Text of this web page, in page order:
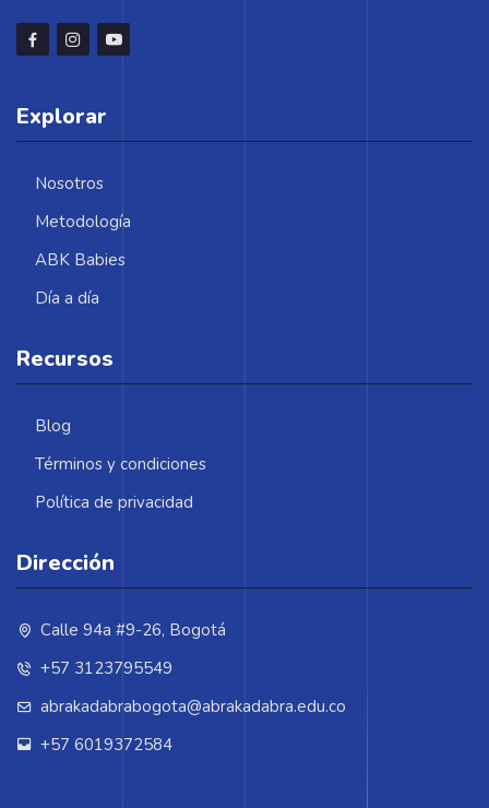
Explorar
Nosotros
Metodología
ABK Babies
Día a día
Recursos
Blog
Términos y condiciones
Política de privacidad
Dirección
Calle 94a #9-26, Bogotá
+57 3123795549
abrakadabrabogota@abrakadabra.edu.co
+57 6019372584